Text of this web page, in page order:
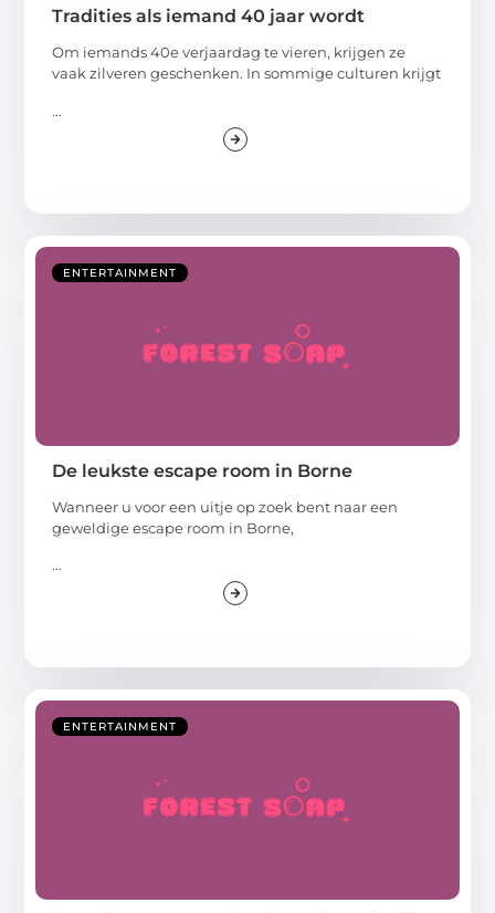
Tradities als iemand 40 jaar wordt
Om iemands 40e verjaardag te vieren, krijgen ze
vaak zilveren geschenken. In sommige culturen krijgt
...
ENTERTAINMENT
De leukste escape room in Borne
Wanneer u voor een uitje op zoek bent naar een
geweldige escape room in Borne,
...
ENTERTAINMENT